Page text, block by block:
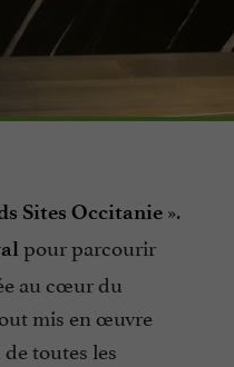
Sites Occitanie ».
pour parcourir
au cœur du
mis en œuvre
de toutes les